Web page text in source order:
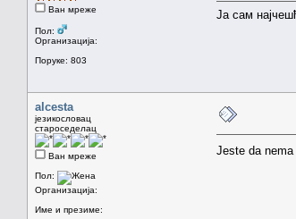
Ван мреже
Пол:
Организација:
Поруке: 803
Ја сам
alcesta
језикословац
староседелац
Ван мреже
Пол:
Организација:
Име и презиме:
Jeste da